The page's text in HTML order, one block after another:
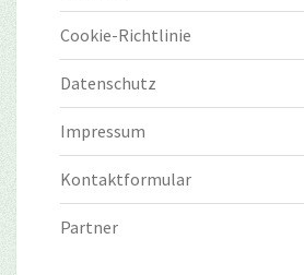
Cookie-Richtlinie
Datenschutz
Impressum
Kontaktformular
Partner